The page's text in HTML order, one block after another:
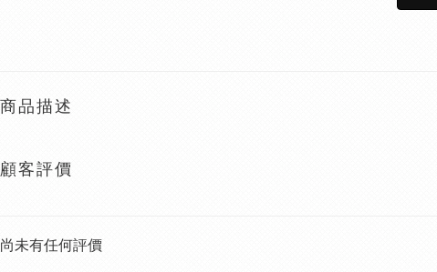
商品描述
顧客評價
尚未有任何評價